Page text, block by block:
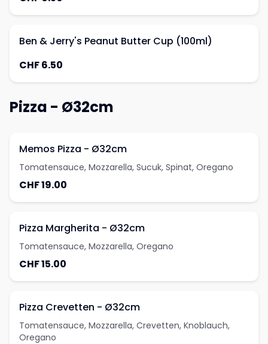
Ben & Jerry's Peanut Butter Cup (100ml)
CHF 6.50
Pizza - Ø32cm
Memos Pizza - Ø32cm
Tomatensauce, Mozzarella, Sucuk, Spinat, Oregano
CHF 19.00
Pizza Margherita - Ø32cm
Tomatensauce, Mozzarella, Oregano
CHF 15.00
Pizza Crevetten - Ø32cm
Tomatensauce, Mozzarella, Crevetten, Knoblauch,
Oregano